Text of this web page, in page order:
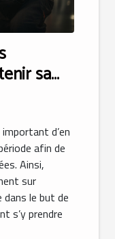
sa
durée
d’en
afin de
Ainsi,
sur
le but de
s’y prendre